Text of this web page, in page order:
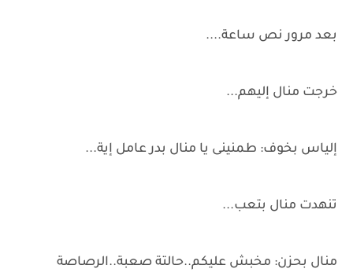
بعد مرور نص ساعة....
خرجت منال إليهم...
إلياس بخوف: طمنينى يا منال بدر عامل إية...
تنهدت منال بتعب...
منال بحزن: مخبش عليكم..حالتة صعبة..الرصاصة